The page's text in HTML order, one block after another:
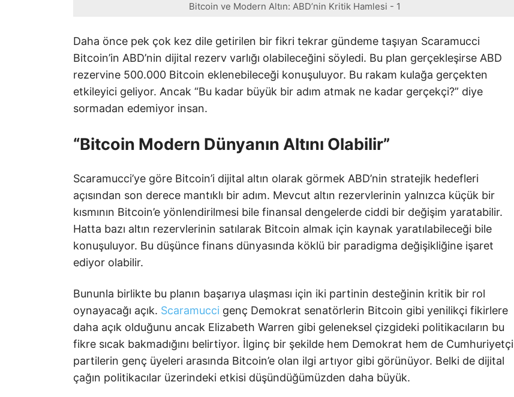
Bitcoin ve Modern Altın: ABD’nin Kritik Hamlesi - 1
Daha önce pek çok kez dile getirilen bir fikri tekrar gündeme taşıyan Scaramucci
Bitcoin’in ABD’nin dijital rezerv varlığı olabileceğini söyledi. Bu plan gerçekleşirse ABD
rezervine 500.000 Bitcoin eklenebileceği konuşuluyor. Bu rakam kulağa gerçekten
etkileyici geliyor. Ancak “Bu kadar büyük bir adım atmak ne kadar gerçekçi?” diye
sormadan edemiyor insan.
“Bitcoin Modern Dünyanın Altını Olabilir”
Scaramucci’ye göre Bitcoin’i dijital altın olarak görmek ABD’nin stratejik hedefleri
açısından son derece mantıklı bir adım. Mevcut altın rezervlerinin yalnızca küçük bir
kısmının Bitcoin’e yönlendirilmesi bile finansal dengelerde ciddi bir değişim yaratabilir.
Hatta bazı altın rezervlerinin satılarak Bitcoin almak için kaynak yaratılabileceği bile
konuşuluyor. Bu düşünce finans dünyasında köklü bir paradigma değişikliğine işaret
ediyor olabilir.
Bununla birlikte bu planın başarıya ulaşması için iki partinin desteğinin kritik bir rol
oynayacağı açık. Scaramucci genç Demokrat senatörlerin Bitcoin gibi yenilikçi fikirlere
daha açık olduğunu ancak Elizabeth Warren gibi geleneksel çizgideki politikacıların bu
fikre sıcak bakmadığını belirtiyor. İlginç bir şekilde hem Demokrat hem de Cumhuriyetçi
partilerin genç üyeleri arasında Bitcoin’e olan ilgi artıyor gibi görünüyor. Belki de dijital
çağın politikacılar üzerindeki etkisi düşündüğümüzden daha büyük.